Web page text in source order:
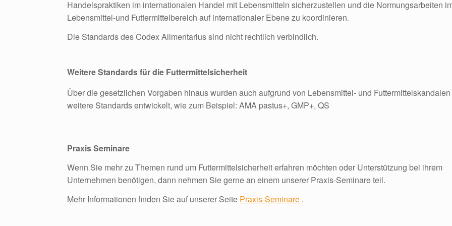
Handelspraktiken im internationalen Handel mit Lebensmitteln sicherzustellen und die Normungsarbeiten
Lebensmittel-und Futtermittelbereich auf internationaler Ebene zu koordinieren.
Die Standards des Codex Alimentarius sind nicht rechtlich verbindlich.
Weitere Standards für die Futtermittelsicherheit
Über die gesetzlichen Vorgaben hinaus wurden auch aufgrund von Lebensmittel- und Futtermittelskandalen
weitere Standards entwickelt, wie zum Beispiel: AMA pastus+, GMP+, QS
Praxis Seminare
Wenn Sie mehr zu Themen rund um Futtermittelsicherheit erfahren möchten oder Unterstützung bei ihrem
Unternehmen benötigen, dann nehmen Sie gerne an einem unserer Praxis-Seminare teil.
Mehr Informationen finden Sie auf unserer Seite Praxis-Seminare .